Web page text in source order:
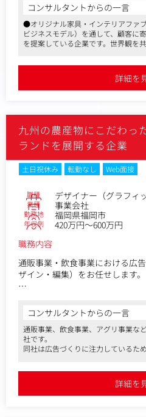
＜具体的には＞
・ブランドコンセプトに基づき
・戦略に基づき、広告、販促物
ルの管理
コンサルタントからの一言
●オリジナル家具・インテリアファ
ビジネスモデル）を通して、顧客に
を提案している企業です。世界観を
●就業環境も安定しており、平均残
残業は原則禁止、毎週水曜日はノー
詳細を
九州の農産物にこだわっ
ランドを展開する企業
土日祝休み 転勤なし
Web面接
職種 デザイナー（グラフィ
業種 事業会社
勤務地 福岡県福岡市
年収例
420万円～600万円
職務内容
通販事業・飲食事業における広
ザイン・編集）をお任せします。
（通販）」を中心とした広告・
ぐ」「博多ぱいおう」など飲食
般に携わっていただきます。
◎広告のデザイン制作（新聞、
◎当社商品の各種ツール制作（
コンサルタントからの一言
通販事業、飲食事業、アグリ事業な
社です。
同社は広告づくりに注力しているた
マスメディアンからの紹介・入社実
詳細を